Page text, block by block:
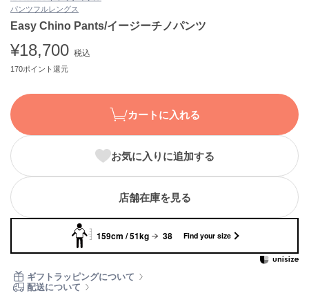
ASICS
バレリット
BANDOLIER
バンドリヤー
Barbour
バブアー
Beyond Closet
ビヨンドクローゼット
Calvin Klein
カルバン・クライン
パンツフルレングス
Easy Chino Pants/イージーチノパンツ
¥18,700 税込
170ポイント還元
カートに入れる
お気に入りに追加する
店舗在庫を見る
159cm / 51kg 38 Find your size
ギフトラッピングについて
配送について